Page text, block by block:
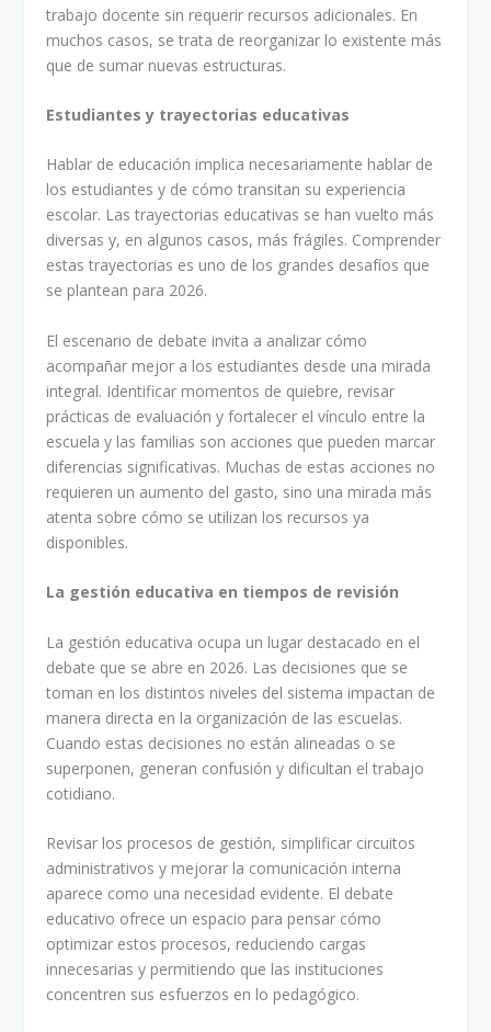
trabajo docente sin requerir recursos adicionales. En
muchos casos, se trata de reorganizar lo existente más
que de sumar nuevas estructuras.
Estudiantes y trayectorias educativas
Hablar de educación implica necesariamente hablar de
los estudiantes y de cómo transitan su experiencia
escolar. Las trayectorias educativas se han vuelto más
diversas y, en algunos casos, más frágiles. Comprender
estas trayectorias es uno de los grandes desafíos que
se plantean para 2026.
El escenario de debate invita a analizar cómo
acompañar mejor a los estudiantes desde una mirada
integral. Identificar momentos de quiebre, revisar
prácticas de evaluación y fortalecer el vínculo entre la
escuela y las familias son acciones que pueden marcar
diferencias significativas. Muchas de estas acciones no
requieren un aumento del gasto, sino una mirada más
atenta sobre cómo se utilizan los recursos ya
disponibles.
La gestión educativa en tiempos de revisión
La gestión educativa ocupa un lugar destacado en el
debate que se abre en 2026. Las decisiones que se
toman en los distintos niveles del sistema impactan de
manera directa en la organización de las escuelas.
Cuando estas decisiones no están alineadas o se
superponen, generan confusión y dificultan el trabajo
cotidiano.
Revisar los procesos de gestión, simplificar circuitos
administrativos y mejorar la comunicación interna
aparece como una necesidad evidente. El debate
educativo ofrece un espacio para pensar cómo
optimizar estos procesos, reduciendo cargas
innecesarias y permitiendo que las instituciones
concentren sus esfuerzos en lo pedagógico.